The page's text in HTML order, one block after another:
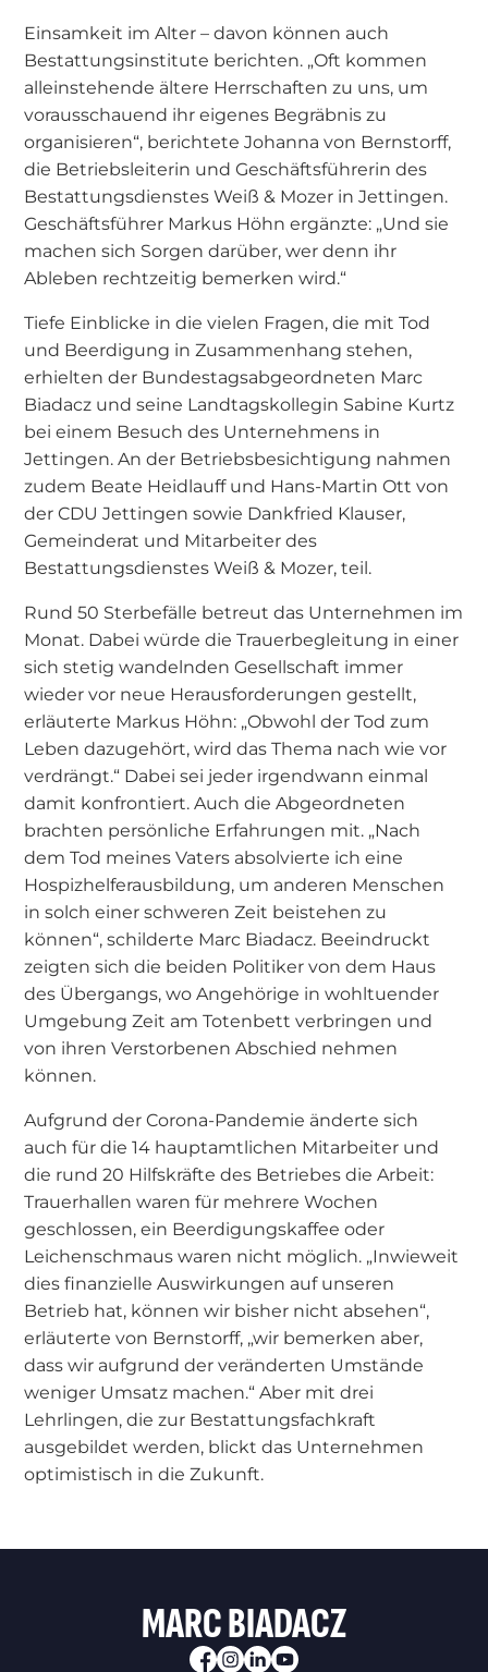
Einsamkeit im Alter – davon können auch
Bestattungsinstitute berichten. „Oft kommen
alleinstehende ältere Herrschaften zu uns, um
vorausschauend ihr eigenes Begräbnis zu
organisieren“, berichtete Johanna von Bernstorff,
die Betriebsleiterin und Geschäftsführerin des
Bestattungsdienstes Weiß & Mozer in Jettingen.
Geschäftsführer Markus Höhn ergänzte: „Und sie
machen sich Sorgen darüber, wer denn ihr
Ableben rechtzeitig bemerken wird.“
Tiefe Einblicke in die vielen Fragen, die mit Tod
und Beerdigung in Zusammenhang stehen,
erhielten der Bundestagsabgeordneten Marc
Biadacz und seine Landtagskollegin Sabine Kurtz
bei einem Besuch des Unternehmens in
Jettingen. An der Betriebsbesichtigung nahmen
zudem Beate Heidlauff und Hans-Martin Ott von
der CDU Jettingen sowie Dankfried Klauser,
Gemeinderat und Mitarbeiter des
Bestattungsdienstes Weiß & Mozer, teil.
Rund 50 Sterbefälle betreut das Unternehmen im
Monat. Dabei würde die Trauerbegleitung in einer
sich stetig wandelnden Gesellschaft immer
wieder vor neue Herausforderungen gestellt,
erläuterte Markus Höhn: „Obwohl der Tod zum
Leben dazugehört, wird das Thema nach wie vor
verdrängt.“ Dabei sei jeder irgendwann einmal
damit konfrontiert. Auch die Abgeordneten
brachten persönliche Erfahrungen mit. „Nach
dem Tod meines Vaters absolvierte ich eine
Hospizhelferausbildung, um anderen Menschen
in solch einer schweren Zeit beistehen zu
können“, schilderte Marc Biadacz. Beeindruckt
zeigten sich die beiden Politiker von dem Haus
des Übergangs, wo Angehörige in wohltuender
Umgebung Zeit am Totenbett verbringen und
von ihren Verstorbenen Abschied nehmen
können.
Aufgrund der Corona-Pandemie änderte sich
auch für die 14 hauptamtlichen Mitarbeiter und
die rund 20 Hilfskräfte des Betriebes die Arbeit:
Trauerhallen waren für mehrere Wochen
geschlossen, ein Beerdigungskaffee oder
Leichenschmaus waren nicht möglich. „Inwieweit
dies finanzielle Auswirkungen auf unseren
Betrieb hat, können wir bisher nicht absehen“,
erläuterte von Bernstorff, „wir bemerken aber,
dass wir aufgrund der veränderten Umstände
weniger Umsatz machen.“ Aber mit drei
Lehrlingen, die zur Bestattungsfachkraft
ausgebildet werden, blickt das Unternehmen
optimistisch in die Zukunft.
MARC BIADACZ